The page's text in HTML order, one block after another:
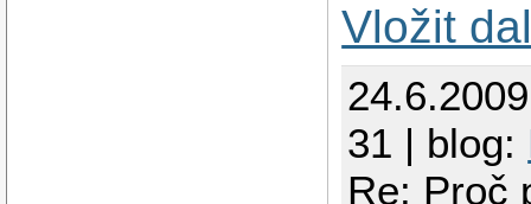
Vložit
31 | blog:
Re: Proč